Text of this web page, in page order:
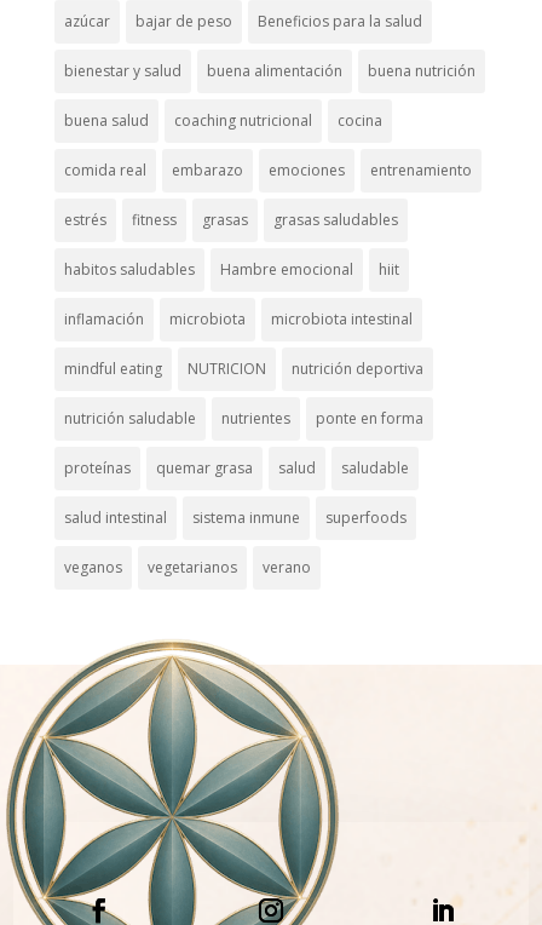
azúcar bajar de peso Beneficios para la salud
bienestar y salud buena alimentación buena nutrición
buena salud coaching nutricional cocina
comida real embarazo emociones entrenamiento
estrés fitness grasas grasas saludables
habitos saludables Hambre emocional hiit
inflamación microbiota microbiota intestinal
mindful eating NUTRICION nutrición deportiva
nutrición saludable nutrientes ponte en forma
proteínas quemar grasa salud saludable
salud intestinal sistema inmune superfoods
veganos vegetarianos verano